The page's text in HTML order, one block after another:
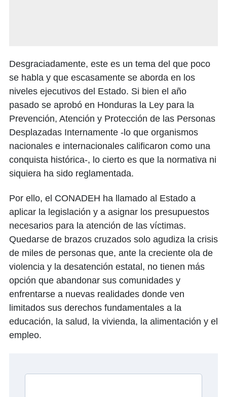
Desgraciadamente, este es un tema del que poco
se habla y que escasamente se aborda en los
niveles ejecutivos del Estado. Si bien el año
pasado se aprobó en Honduras la Ley para la
Prevención, Atención y Protección de las Personas
Desplazadas Internamente -lo que organismos
nacionales e internacionales calificaron como una
conquista histórica-, lo cierto es que la normativa ni
siquiera ha sido reglamentada.
Por ello, el CONADEH ha llamado al Estado a
aplicar la legislación y a asignar los presupuestos
necesarios para la atención de las víctimas.
Quedarse de brazos cruzados solo agudiza la crisis
de miles de personas que, ante la creciente ola de
violencia y la desatención estatal, no tienen más
opción que abandonar sus comunidades y
enfrentarse a nuevas realidades donde ven
limitados sus derechos fundamentales a la
educación, la salud, la vivienda, la alimentación y el
empleo.